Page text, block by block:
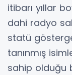
itibarı yıllar
dahi radyo
statü
tanınmış
sahip olduğu